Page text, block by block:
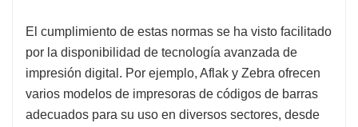
El cumplimiento de estas normas se ha visto facilitado
por la disponibilidad de tecnología avanzada de
impresión digital. Por ejemplo, Aflak y Zebra ofrecen
varios modelos de impresoras de códigos de barras
adecuados para su uso en diversos sectores, desde